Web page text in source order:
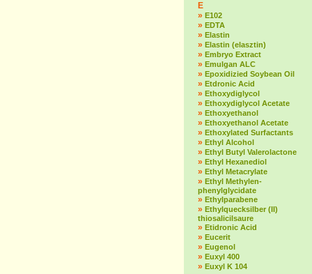
E
» E102
» EDTA
» Elastin
» Elastin (elasztin)
» Embryo Extract
» Emulgan ALC
» Epoxidizied Soybean Oil
» Etdronic Acid
» Ethoxydiglycol
» Ethoxydiglycol Acetate
» Ethoxyethanol
» Ethoxyethanol Acetate
» Ethoxylated Surfactants
» Ethyl Alcohol
» Ethyl Butyl Valerolactone
» Ethyl Hexanediol
» Ethyl Metacrylate
» Ethyl Methylen-
phenylglycidate
» Ethylparabene
» Ethylquecksilber (II)
thiosalicilsaure
» Etidronic Acid
» Eucerit
» Eugenol
» Euxyl 400
» Euxyl K 104